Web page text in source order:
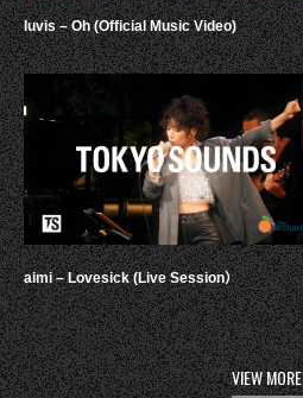
luvis – Oh (Official Music Video)
aimi – Lovesick (Live Session）
VIEW MORE